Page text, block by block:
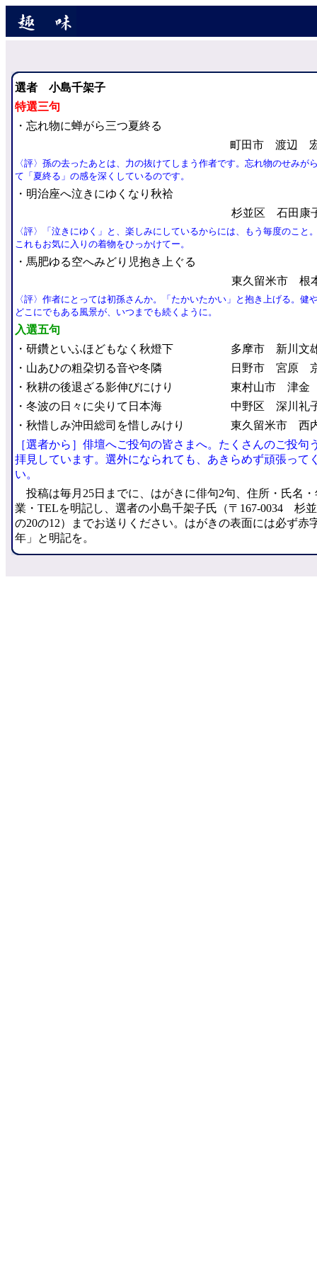
選者 小島千架子
特選三句
・忘れ物に蝉がら三つ夏終る
町田市 渡辺
〈評〉孫の去ったあとは、力の抜けてしまう作者です。忘れ物のせみが
て「夏終る」の感を深くしているのです。
・明治座へ泣きにゆくなり秋袷
杉並区 石田康
〈評〉「泣きにゆく」と、楽しみにしているからには、もう毎度のこと
これもお気に入りの着物をひっかけてー。
・馬肥ゆる空へみどり児抱き上ぐる
東久留米市 根
〈評〉作者にとっては初孫さんか。「たかいたかい」と抱き上げる。健
どこにでもある風景が、いつまでも続くように。
入選五句
・研鑽といふほどもなく秋燈下
多摩市 新川文
・山あひの粗朶切る音や冬隣
日野市 宮原
・秋耕の後退ざる影伸びにけり
東村山市 津
・冬波の日々に尖りて日本海
中野区 深川礼
・秋惜しみ沖田総司を惜しみけり
東久留米市 西
［選者から］俳壇へご投句の皆さまへ。たくさんのご投句
拝見しています。選外になられても、あきらめず頑張って
い。
投稿は毎月25日までに、はがきに俳句2句、住所・氏名・
業・TELを明記し、選者の小島千架子氏（〒167-0034 杉
の20の12）までお送りください。はがきの表面には必ず赤
年」と明記を。